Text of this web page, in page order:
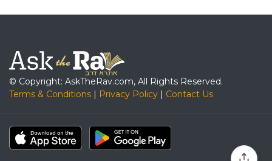
© Copyright: AskTheRav.com, All Rights Reserved.
Terms & Conditions | Privacy Policy | Contact Us